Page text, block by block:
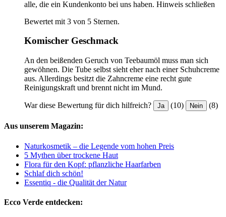
alle, die ein Kundenkonto bei uns haben. Hinweis schließen
Bewertet mit 3 von 5 Sternen.
Komischer Geschmack
An den beißenden Geruch von Teebaumöl muss man sich
gewöhnen. Die Tube selbst sieht eher nach einer Schuhcreme
aus. Allerdings besitzt die Zahncreme eine recht gute
Reinigungskraft und brennt nicht im Mund.
War diese Bewertung für dich hilfreich? Ja (10) Nein (8)
Aus unserem Magazin:
Naturkosmetik – die Legende vom hohen Preis
5 Mythen über trockene Haut
Flora für den Kopf: pflanzliche Haarfarben
Schlaf dich schön!
Essentiq - die Qualität der Natur
Ecco Verde entdecken: